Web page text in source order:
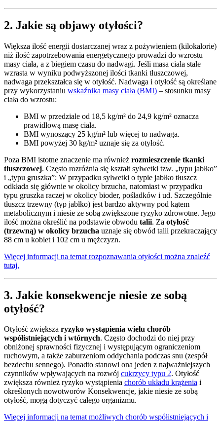
2. Jakie są objawy otyłości?
Większa ilość energii dostarczanej wraz z pożywieniem (kilokalorie)
niż ilość zapotrzebowania energetycznego prowadzi do wzrostu
masy ciała, a z biegiem czasu do nadwagi. Jeśli masa ciała stale
wzrasta w wyniku podwyższonej ilości tkanki tłuszczowej,
nadwaga przekształca się w otyłość. Nadwaga i otyłość są określane
przy wykorzystaniu wskaźnika masy ciała (BMI) – stosunku masy
ciała do wzrostu:
BMI w przedziale od 18,5 kg/m² do 24,9 kg/m² oznacza
prawidłową masę ciała.
BMI wynoszący 25 kg/m² lub więcej to nadwaga.
BMI powyżej 30 kg/m² uznaje się za otyłość.
Poza BMI istotne znaczenie ma również rozmieszczenie tkanki
tłuszczowej. Często rozróżnia się kształt sylwetki tzw. „typu jabłko”
i „typu gruszka”: W przypadku sylwetki o typie jabłko tłuszcz
odkłada się głównie w okolicy brzucha, natomiast w przypadku
typu gruszka raczej w okolicy bioder, pośladków i ud. Szczególnie
tłuszcz trzewny (typ jabłko) jest bardzo aktywny pod kątem
metabolicznym i niesie ze sobą zwiększone ryzyko zdrowotne. Jego
ilość można określić na podstawie obwodu talii. Za otyłość
(trzewną) w okolicy brzucha uznaje się obwód talii przekraczający
88 cm u kobiet i 102 cm u mężczyzn.
Więcej informacji na temat rozpoznawania otyłości można znaleźć
tutaj.
3. Jakie konsekwencje niesie ze sobą
otyłość?
Otyłość zwiększa ryzyko wystąpienia wielu chorób
współistniejących i wtórnych. Często dochodzi do niej przy
obniżonej sprawności fizycznej i występującym ograniczeniom
ruchowym, a także zaburzeniom oddychania podczas snu (zespół
bezdechu sennego). Ponadto stanowi ona jeden z najważniejszych
czynników wpływających na rozwój cukrzycy typu 2. Otyłość
zwiększa również ryzyko wystąpienia chorób układu krążenia i
określonych nowotworów Konsekwencje, jakie niesie ze sobą
otyłość, mogą dotyczyć całego organizmu.
Więcej informacji na temat możliwych chorób współistniejących i